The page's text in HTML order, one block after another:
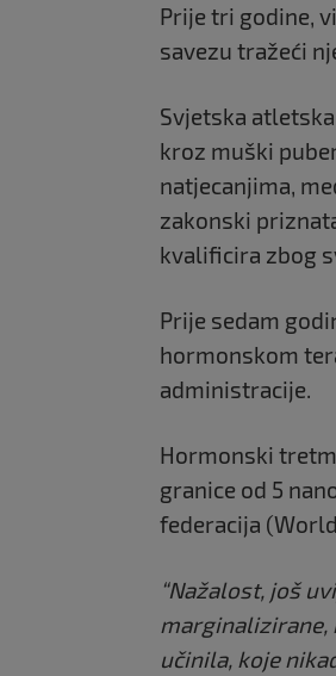
Prije tri godine,
savezu tražeći
Svjetska
kroz muški
natjecanjima,
zakonski
kvalificira zbog
Prije sedam
hormonskom
administracije.
Hormonski
granice od 5
federacija
“Nažalost, još
marginalizirane,
učinila, koje